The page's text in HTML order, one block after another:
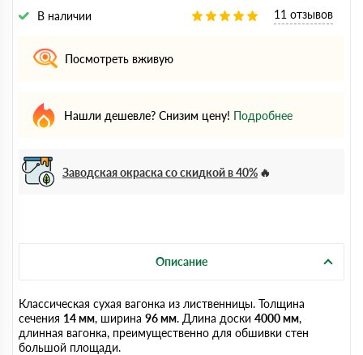
В наличии 11 отзывов
Посмотреть вживую
Нашли дешевле? Снизим цену! Подробнее
Заводская окраска со скидкой в 40%
Описание
Классическая сухая вагонка из лиственницы. Толщина
сечения 14 мм, ширина 96 мм. Длина доски 4000 мм,
длинная вагонка, преимущественно для обшивки стен
большой площади.